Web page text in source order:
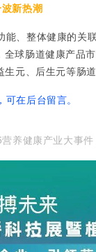
新热潮
能、整体健康的关
球肠道健康产品
生元、后生元等肠
在后台留言。
养健康产业大事